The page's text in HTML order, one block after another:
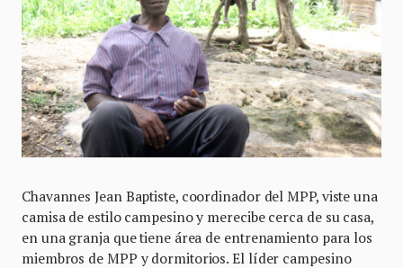
Chavannes Jean Baptiste, coordinador del MPP, viste una
camisa de estilo campesino y merecibe cerca de su casa,
en una granja que tiene área de entrenamiento para los
miembros de MPP y dormitorios. El líder campesino